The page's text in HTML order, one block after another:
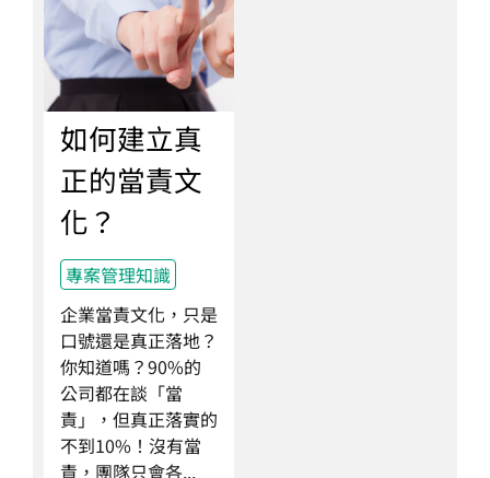
如何建立真
正的當責文
化？
專案管理知識
企業當責文化，只是
口號還是真正落地？
你知道嗎？90%的
公司都在談「當
責」，但真正落實的
不到10%！沒有當
責，團隊只會各...